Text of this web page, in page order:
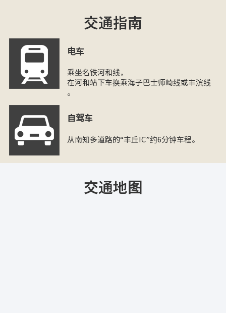
交通指南
电车
乘坐名铁河和线，
在河和站下车换乘海子巴士师崎线或丰滨线
。
自驾车
从南知多道路的“丰丘IC”约6分钟车程。
交通地图